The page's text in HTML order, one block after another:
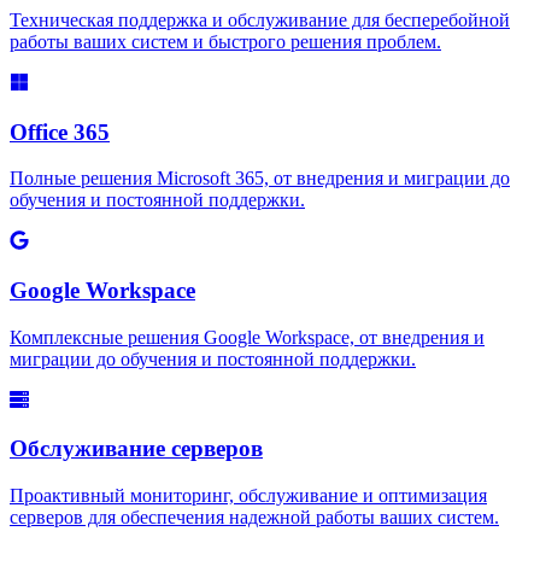
Техническая поддержка и обслуживание для бесперебойной
работы ваших систем и быстрого решения проблем.
Office 365
Полные решения Microsoft 365, от внедрения и миграции до
обучения и постоянной поддержки.
Google Workspace
Комплексные решения Google Workspace, от внедрения и
миграции до обучения и постоянной поддержки.
Обслуживание серверов
Проактивный мониторинг, обслуживание и оптимизация
серверов для обеспечения надежной работы ваших систем.